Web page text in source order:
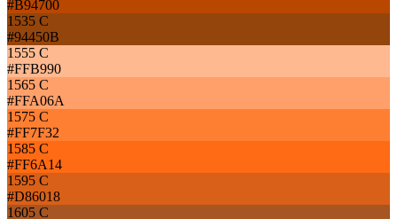
#B94700
1535 C
#94450B
1555 C
#FFB990
1565 C
#FFA06A
1575 C
#FF7F32
1585 C
#FF6A14
1595 C
#D86018
1605 C